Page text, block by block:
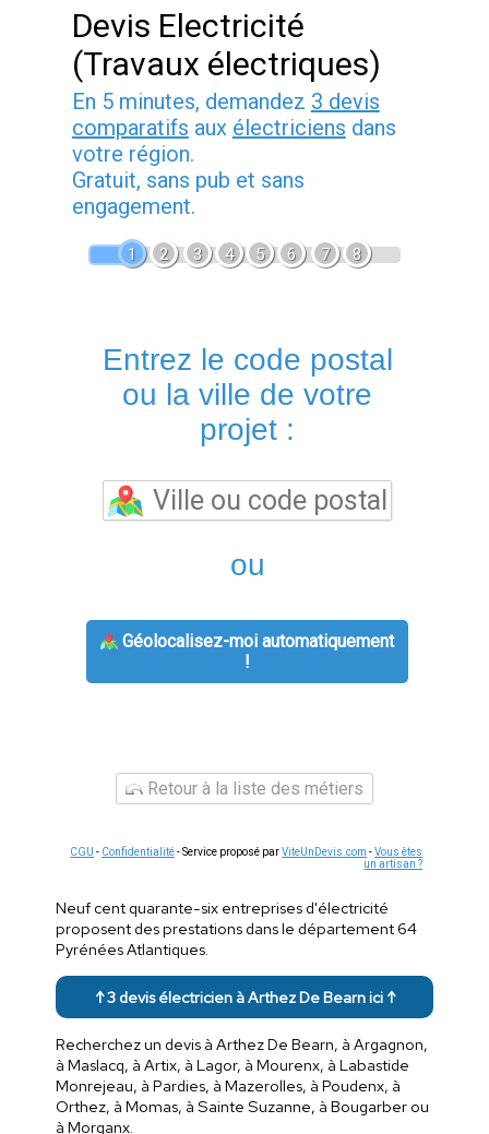
Devis Electricité
(Travaux électriques)
En 5 minutes, demandez 3 devis
comparatifs aux électriciens dans
votre région.
Gratuit, sans pub et sans
engagement.
1 2 3 4 5 6 7 8
Entrez le code postal
ou la ville de votre
projet :
ou
Géolocalisez-moi automatiquement
!
Retour à la liste des métiers
CGU - Confidentialité- Service proposé parViteUnDevis.com -Vous êtes
un artisan ?
Neuf cent quarante-six entreprises d'électricité
proposent des prestations dans le département 64
Pyrénées Atlantiques.
↑ 3 devis électricien à Arthez De Bearn ici ↑
Recherchez un devis à Arthez De Bearn, à Argagnon,
à Maslacq, à Artix, à Lagor, à Mourenx, à Labastide
Monrejeau, à Pardies, à Mazerolles, à Poudenx, à
Orthez, à Momas, à Sainte Suzanne, à Bougarber ou
à Morganx.